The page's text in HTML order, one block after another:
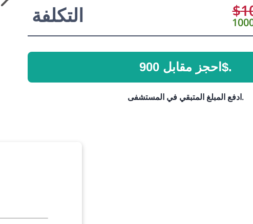
التكلفة $
احجز مقابل 900$.
ادفع المبلغ المتبقي في المستشفى.